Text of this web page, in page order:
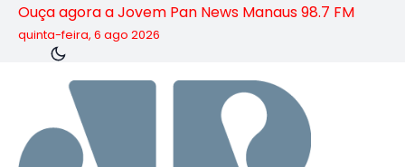
Ouça agora a Jovem Pan News Manaus 98.7 FM
quinta-feira, 6 ago 2026